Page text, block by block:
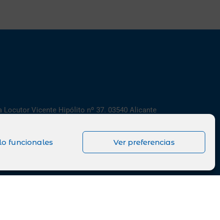
funcionales Ver preferencias
Locutor Vicente Hipólito nº 37. 03540 Alicante